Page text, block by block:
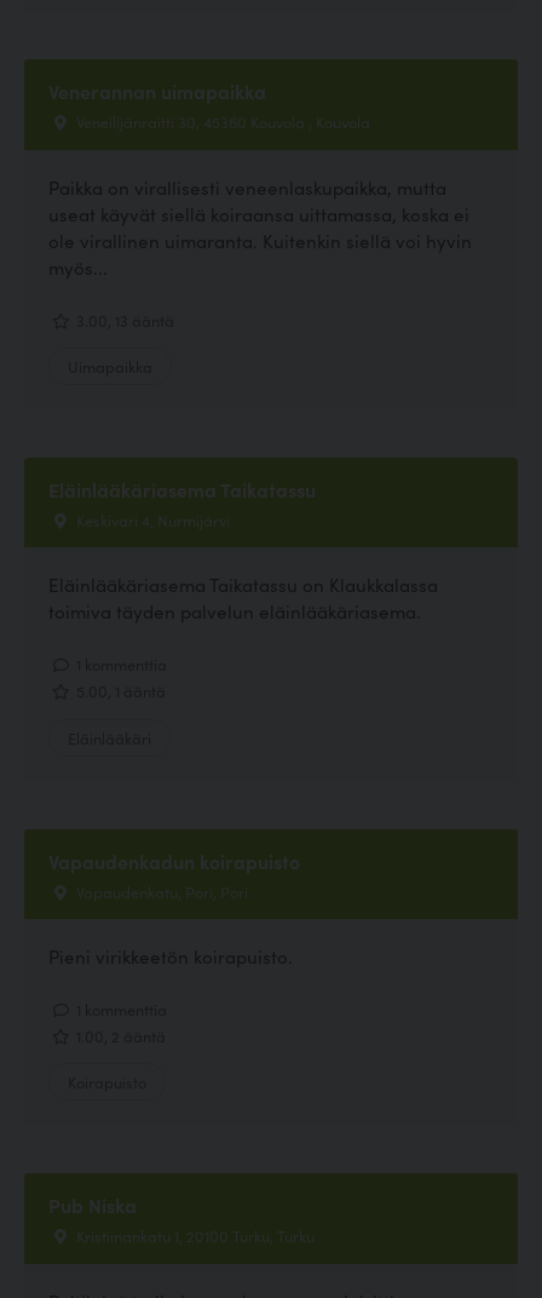
Venerannan uimapaikka
Veneilijänraitti 30, 45360 Kouvola , Kouvola
Paikka on virallisesti veneenlaskupaikka, mutta
useat käyvät siellä koiraansa uittamassa, koska ei
ole virallinen uimaranta. Kuitenkin siellä voi hyvin
myös...
Eläinlääkäriasema Taikatassu
Keskivari 4, Nurmijärvi
Eläinlääkäriasema Taikatassu on Klaukkalassa
toimiva täyden palvelun eläinlääkäriasema.
Vapaudenkadun koirapuisto
Vapaudenkatu, Pori, Pori
Pieni virikkeetön koirapuisto.
Pub Niska
Kristiinankatu 1, 20100 Turku, Turku